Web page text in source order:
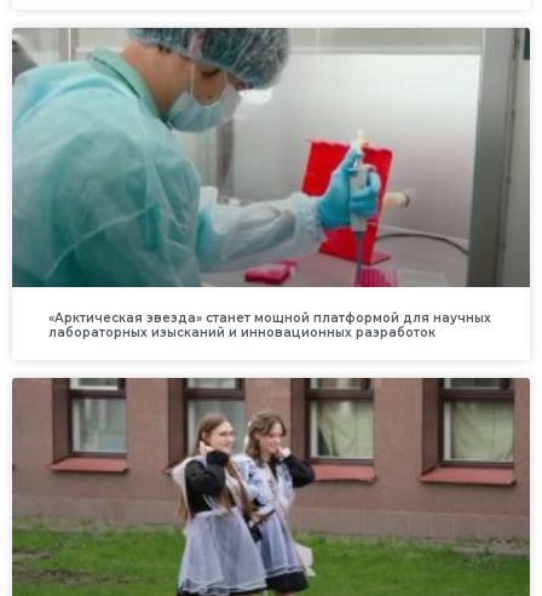
«Арктическая звезда» станет мощной платформой для научных
лабораторных изысканий и инновационных разработок